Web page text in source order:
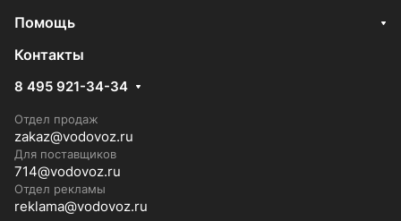
Помощь
Контакты
8 495 921-34-34
Отдел продаж
zakaz@vodovoz.ru
Для поставщиков
714@vodovoz.ru
Отдел рекламы
reklama@vodovoz.ru